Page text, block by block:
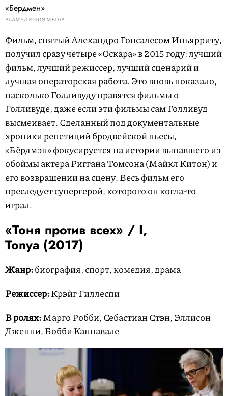
«Бердмен»
ALAMY/LEGION MEDIA
Фильм, снятый Алехандро Гонсалесом Иньярриту,
получил сразу четыре «Оскара» в 2015 году: лучший
фильм, лучший режиссер, лучший сценарий и
лучшая операторская работа. Это вновь показало,
насколько Голливуду нравятся фильмы о
Голливуде, даже если эти фильмы сам Голливуд
высмеивает. Сделанный под документальные
хроники репетиций бродвейской пьесы,
«Бёрдмэн» фокусируется на истории выпавшего из
обоймы актера Риггана Томсона (Майкл Китон) и
его возвращении на сцену. Весь фильм его
преследует супергерой, которого он когда-то
играл.
«Тоня против всех» / I,
Tonya (2017)
Жанр:биография, спорт, комедия, драма
Режиссер:Крэйг Гиллеспи
В ролях:Марго Робби, Себастиан Стэн, Эллисон
Дженни, Бобби Каннавале